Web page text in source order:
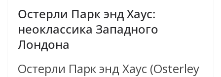
Остерли Парк энд Хаус:
неоклассика Западного
Лондона
Остерли Парк энд Хаус (Osterley